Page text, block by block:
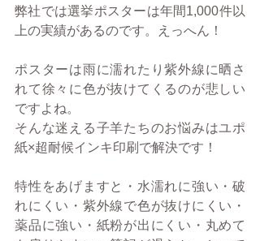
弊社では選挙ポスターは年間1,000件以
上の実績があるのです。えっへん！
ポスターは雨に濡れたり紫外線に晒さ
れて徐々に色が抜けてくるのが悲しい
ですよね。
そんな迷える子羊たちのお悩みはユポ
紙×超耐候インキ印刷で解決です！
特性をあげますと・水濡れに強い・破
れにくい・紫外線で色が抜けにくい・
薬品に強い・紙粉が出にくい・丸めて